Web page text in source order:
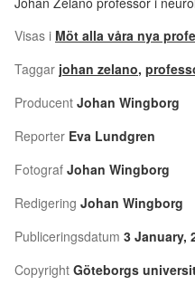
Visas i Möt alla våra nya
Taggar johan zelano,
Producent Johan Wingborg
Reporter Eva Lundgren
Fotograf Johan Wingborg
Redigering Johan Wingborg
Publiceringsdatum 3 January,
Copyright Göteborgs